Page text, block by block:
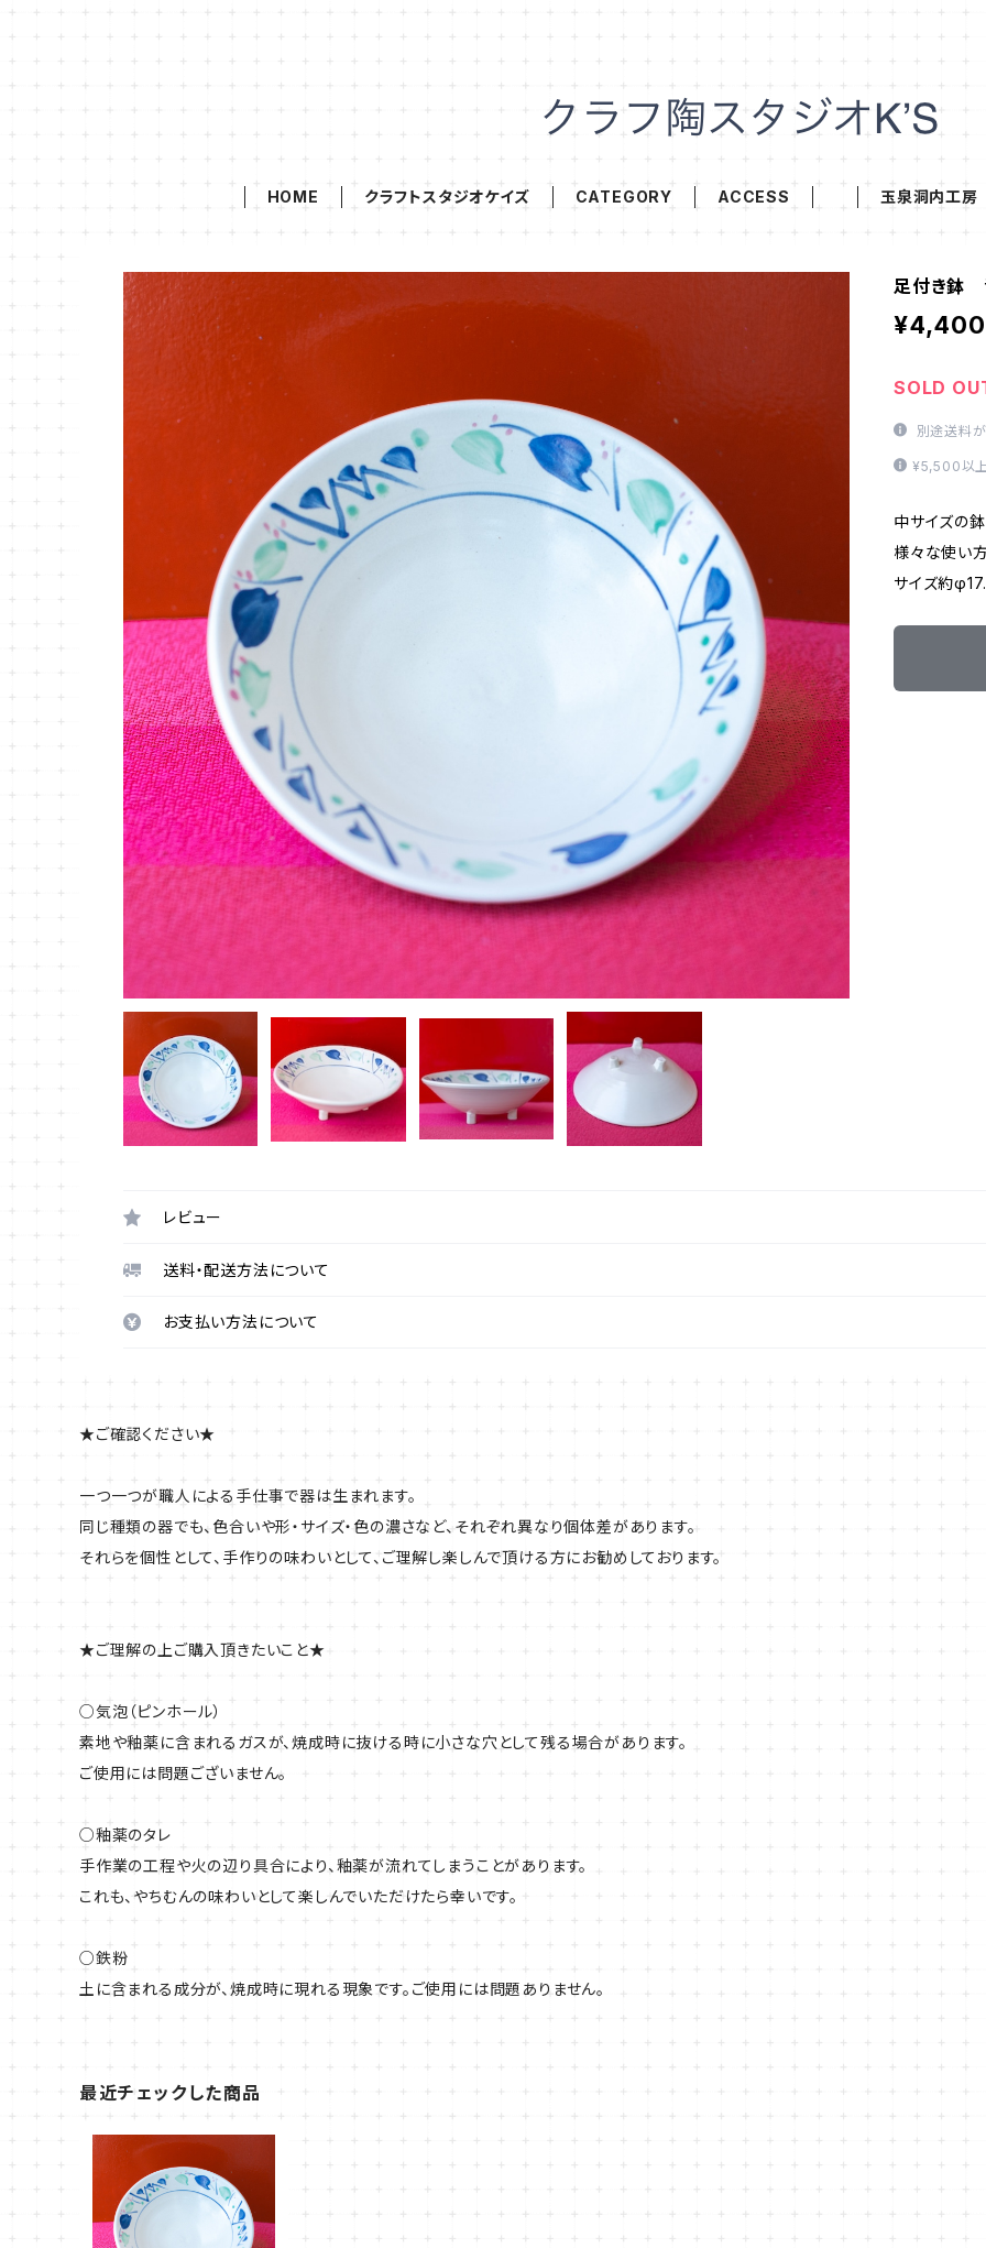
HOME クラフトスタジオケイズ CATEGORY ACCESS 玉泉洞内工房
足付き鉢
¥4,400
SOLD
別途送料が
¥5,500以上
中サイズの
様々な使い
サイズ約
レビュー
送料・配送方法について
お支払い方法について
★ご確認ください★
一つ一つが職人による手仕事で器は生まれます。
同じ種類の器でも、色合いや形・サイズ・色の濃さなど、それぞれ異なり個体差があります。
それらを個性として、手作りの味わいとして、ご理解し楽しんで頂ける方にお勧めしております。
★ご理解の上ご購入頂きたいこと★
○気泡（ピンホール）
素地や釉薬に含まれるガスが、焼成時に抜ける時に小さな穴として残る場合があります。
ご使用には問題ございません。
○釉薬のタレ
手作業の工程や火の辺り具合により、釉薬が流れてしまうことがあります。
これも、やちむんの味わいとして楽しんでいただけたら幸いです。
○鉄粉
土に含まれる成分が、焼成時に現れる現象です。ご使用には問題ありません。
最近チェックした商品